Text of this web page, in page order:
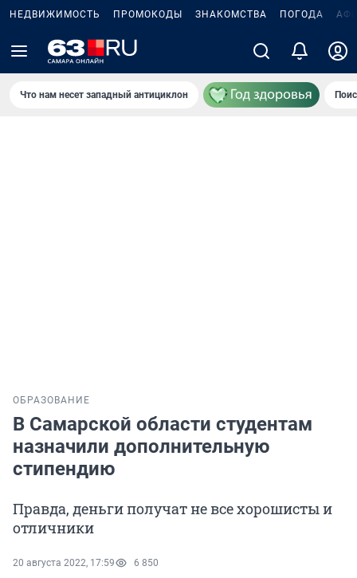
НЕДВИЖИМОСТЬ ПРОМОКОДЫ ЗНАКОМСТВА ПОГОДА
Что нам несет западный антициклон
ОБРАЗОВАНИЕ
В Самарской области студентам
назначили дополнительную
стипендию
Правда, деньги получат не все хорошисты и
отличники
20 августа 2022, 17:59 6 850